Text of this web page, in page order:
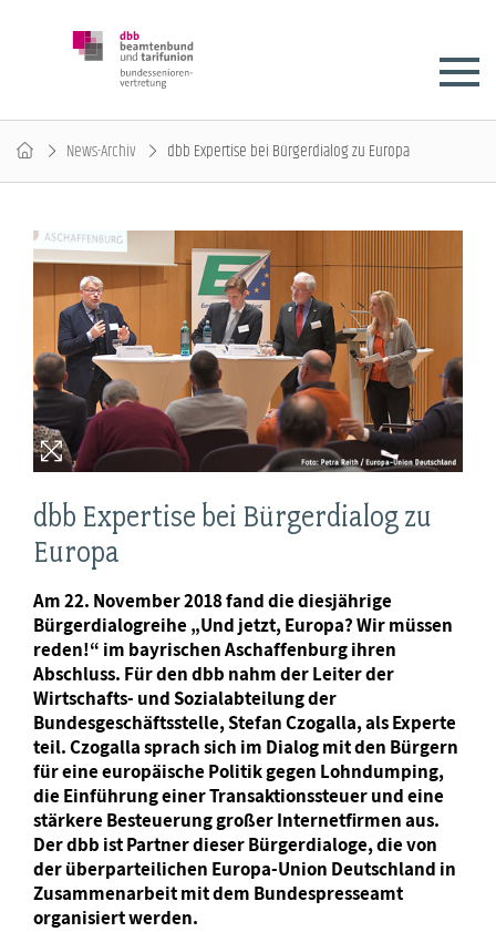
News-Archiv dbb Expertise bei Bürgerdialog zu Europa
dbb Expertise bei Bürgerdialog zu
Europa
Am 22. November 2018 fand die diesjährige
Bürgerdialogreihe „Und jetzt, Europa? Wir müssen
reden!“ im bayrischen Aschaffenburg ihren
Abschluss. Für den dbb nahm der Leiter der
Wirtschafts- und Sozialabteilung der
Bundesgeschäftsstelle, Stefan Czogalla, als Experte
teil. Czogalla sprach sich im Dialog mit den Bürgern
für eine europäische Politik gegen Lohndumping,
die Einführung einer Transaktionssteuer und eine
stärkere Besteuerung großer Internetfirmen aus.
Der dbb ist Partner dieser Bürgerdialoge, die von
der überparteilichen Europa-Union Deutschland in
Zusammenarbeit mit dem Bundespresseamt
organisiert werden.